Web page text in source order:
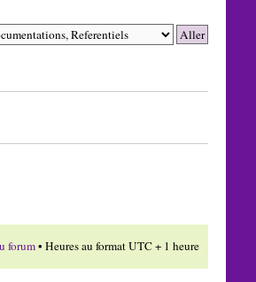
forum• Heures au format UTC + 1 heure